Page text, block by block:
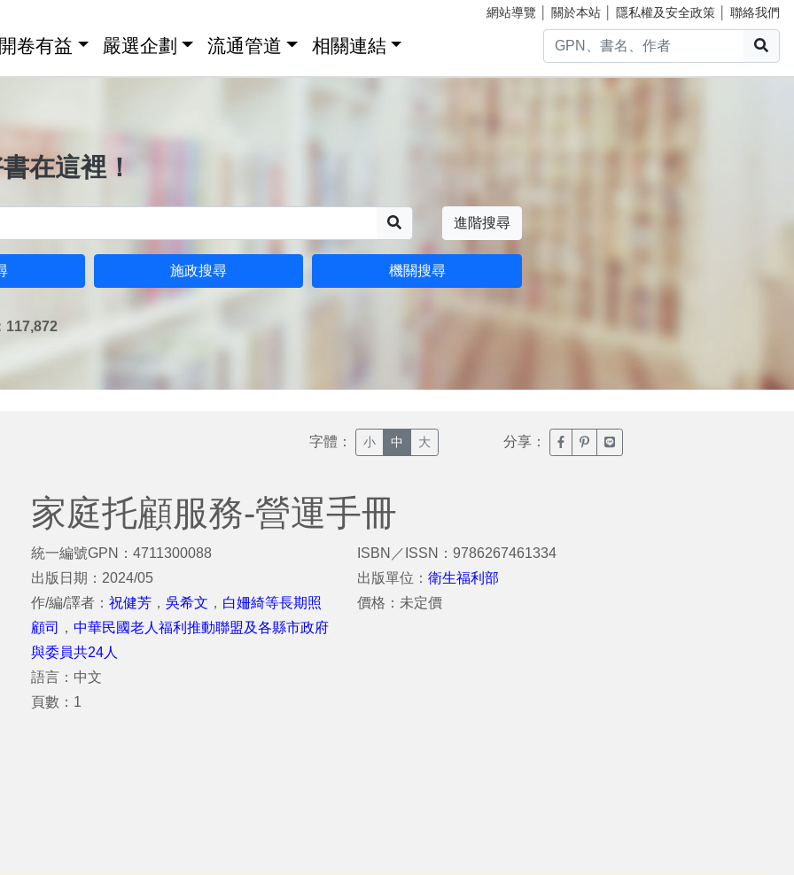
網站導覽 關於本站 隱私權及安全政策 聯絡我們
卷有益 嚴選企劃 流通管道 相關連結
在這裡！
進階搜尋
施政搜尋 機關搜尋
117,872
字體： 小 中 大 分享： 臉書分享(另開新視窗)
噗浪分享(另開新視窗)
Line分享(另開新視窗)
家庭托顧服務-營運手冊
統一編號GPN：4711300088
出版日期：2024/05
作/編/譯者： 祝健芳 ， 吳希文 ， 白姍綺等長期照
顧司
， 中華民國老人福利推動聯盟及各縣市政府
與委員共24人
語言：中文
頁數：1
ISBN／ISSN：9786267461334
出版單位：衛生福利部
價格：未定價